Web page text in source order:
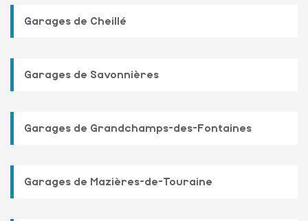
Garages de Cheillé
Garages de Savonnières
Garages de Grandchamps-des-Fontaines
Garages de Mazières-de-Touraine